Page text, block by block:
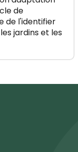
de
de l'identifier
jardins et les